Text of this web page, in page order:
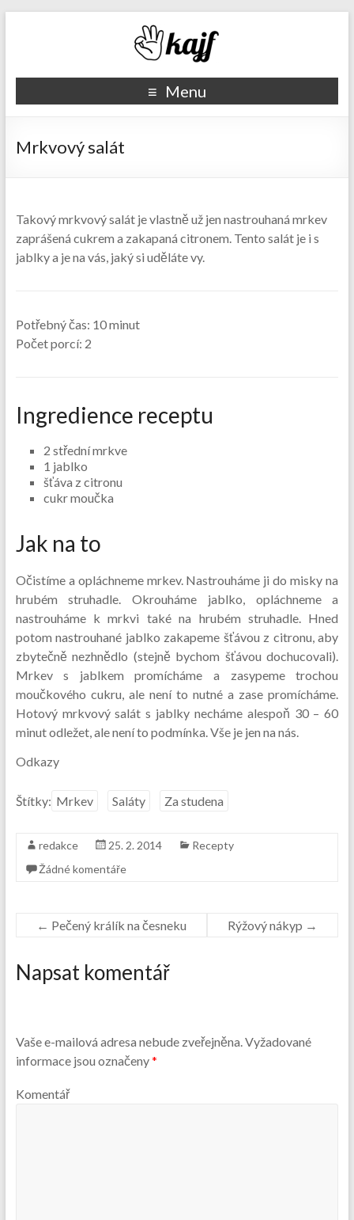
Recepty kajf.cz
Menu
Mrkvový salát
Takový mrkvový salát je vlastně už jen nastrouhaná mrkev
zaprášená cukrem a zakapaná citronem. Tento salát je i s
jablky a je na vás, jaký si uděláte vy.
Potřebný čas: 10 minut
Počet porcí: 2
Ingredience receptu
2 střední mrkve
1 jablko
šťáva z citronu
cukr moučka
Jak na to
Očistíme a opláchneme mrkev. Nastrouháme ji do misky na
hrubém struhadle. Okrouháme jablko, opláchneme a
nastrouháme k mrkvi také na hrubém struhadle. Hned
potom nastrouhané jablko zakapeme šťávou z citronu, aby
zbytečně nezhnědlo (stejně bychom šťávou dochucovali).
Mrkev s jablkem promícháme a zasypeme trochou
moučkového cukru, ale není to nutné a zase promícháme.
Hotový mrkvový salát s jablky necháme alespoň 30 – 60
minut odležet, ale není to podmínka. Vše je jen na nás.
Odkazy
Štítky: Mrkev Saláty Za studena
redakce 25. 2. 2014
Recepty
Žádné komentáře
← Pečený králík na česneku Rýžový nákyp →
Napsat komentář
Vaše e-mailová adresa nebude zveřejněna.Vyžadované
informace jsou označeny*
Komentář